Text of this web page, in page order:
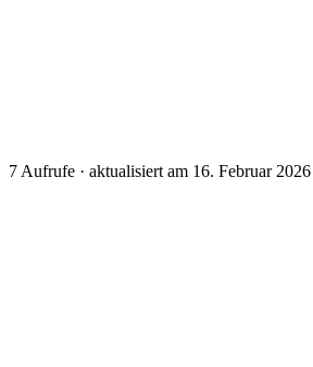
7 Aufrufe · aktualisiert am 16. Februar 2026